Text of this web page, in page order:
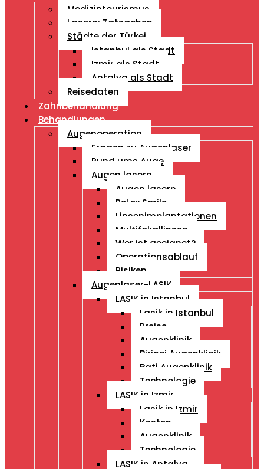
Medizintourismus
Lasern: Tatsachen
Städte der Türkei
Istanbul als Stadt
Izmir als Stadt
Antalya als Stadt
Reisedaten
Zahnbehandlung
Behandlungen
Augenoperation
Fragen zu Augenlaser
Rund ums Auge
Augen lasern
Augen lasern
ReLex Smile
Linsenimplantationen
Multifokallinsen
Wer ist geeignet?
Operationsablauf
Risiken
Augenlaser-LASIK
LASIK in Istanbul
Lasik in Istanbul
Preise
Augenklinik
Birinci Augenklinik
Bati Augenklinik
Technologie
LASIK in Izmir
Lasik in Izmir
Kosten
Augenklinik
Technologie
LASIK in Antalya